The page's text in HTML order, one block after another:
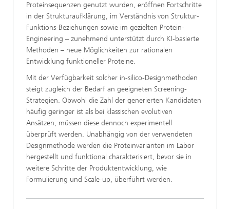
Proteinsequenzen genutzt wurden, eröffnen Fortschritte
in der Strukturaufklärung, im Verständnis von Struktur-
Funktions-Beziehungen sowie im gezielten Protein-
Engineering – zunehmend unterstützt durch KI-basierte
Methoden – neue Möglichkeiten zur rationalen
Entwicklung funktioneller Proteine.
Mit der Verfügbarkeit solcher in-silico-Designmethoden
steigt zugleich der Bedarf an geeigneten Screening-
Strategien. Obwohl die Zahl der generierten Kandidaten
häufig geringer ist als bei klassischen evolutiven
Ansätzen, müssen diese dennoch experimentell
überprüft werden. Unabhängig von der verwendeten
Designmethode werden die Proteinvarianten im Labor
hergestellt und funktional charakterisiert, bevor sie in
weitere Schritte der Produktentwicklung, wie
Formulierung und Scale-up, überführt werden.